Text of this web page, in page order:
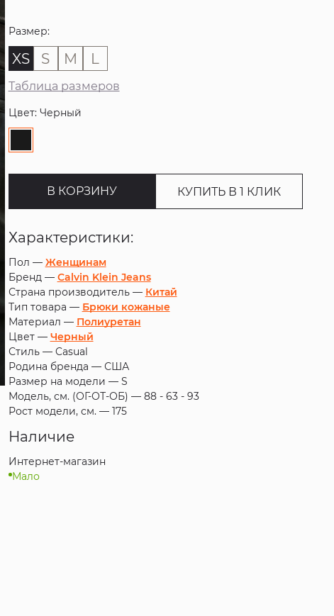
Размер:
XS S M L
Таблица размеров
Цвет: Черный
В КОРЗИНУ КУПИТЬ В 1 КЛИК
Характеристики:
Пол — Женщинам
Бренд — Calvin Klein Jeans
Страна производитель — Китай
Тип товара — Брюки кожаные
Материал — Полиуретан
Цвет — Черный
Стиль — Casual
Родина бренда — США
Размер на модели — S
Модель, см. (ОГ-ОТ-ОБ) — 88 - 63 - 93
Рост модели, см. — 175
Наличие
Интернет-магазин
Мало